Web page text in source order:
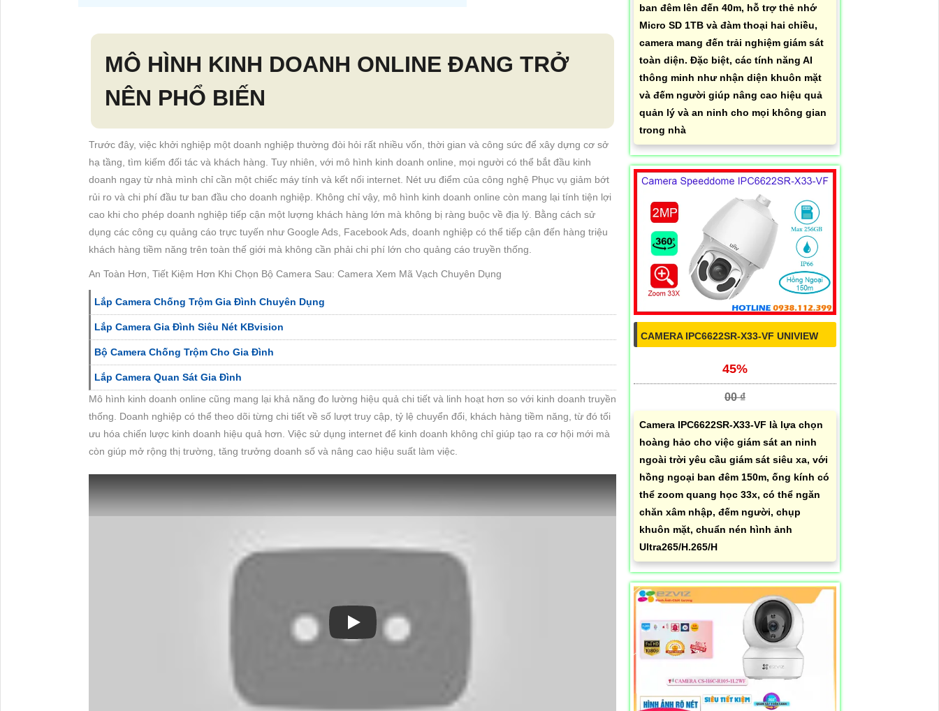
MÔ HÌNH KINH DOANH ONLINE ĐANG TRỞ
NÊN PHỔ BIẾN
Trước đây, việc khởi nghiệp một doanh nghiệp thường đòi hỏi rất nhiều vốn, thời gian và công sức để xây dựng cơ sở
hạ tầng, tìm kiếm đối tác và khách hàng. Tuy nhiên, với mô hình kinh doanh online, mọi người có thể bắt đầu kinh
doanh ngay từ nhà mình chỉ cần một chiếc máy tính và kết nối internet. Nét ưu điểm của công nghệ Phục vụ giảm bớt
rủi ro và chi phí đầu tư ban đầu cho doanh nghiệp. Không chỉ vậy, mô hình kinh doanh online còn mang lại tính tiện lợi
cao khi cho phép doanh nghiệp tiếp cận một lượng khách hàng lớn mà không bị ràng buộc về địa lý. Bằng cách sử
dụng các công cụ quảng cáo trực tuyến như Google Ads, Facebook Ads, doanh nghiệp có thể tiếp cận đến hàng triệu
khách hàng tiềm năng trên toàn thế giới mà không cần phải chi phí lớn cho quảng cáo truyền thống.
An Toàn Hơn, Tiết Kiệm Hơn Khi Chọn Bộ Camera Sau: Camera Xem Mã Vạch Chuyên Dụng
Lắp Camera Chống Trộm Gia Đình Chuyên Dụng
Lắp Camera Gia Đình Siêu Nét KBvision
Bộ Camera Chống Trộm Cho Gia Đình
Lắp Camera Quan Sát Gia Đình
Mô hình kinh doanh online cũng mang lại khả năng đo lường hiệu quả chi tiết và linh hoạt hơn so với kinh doanh truyền
thống. Doanh nghiệp có thể theo dõi từng chi tiết về số lượt truy cập, tỷ lệ chuyển đổi, khách hàng tiềm năng, từ đó tối
ưu hóa chiến lược kinh doanh hiệu quả hơn. Việc sử dụng internet để kinh doanh không chỉ giúp tạo ra cơ hội mới mà
còn giúp mở rộng thị trường, tăng trưởng doanh số và nâng cao hiệu suất làm việc.
Xem video Camera Xem Mã Vạch Chuyên Dụng
ban đêm lên đến 40m, hỗ trợ thẻ nhớ
Micro SD 1TB và đàm thoại hai chiều,
camera mang đến trải nghiệm giám sát
toàn diện. Đặc biệt, các tính năng AI
thông minh như nhận diện khuôn mặt
và đếm người giúp nâng cao hiệu quả
quản lý và an ninh cho mọi không gian
trong nhà
CAMERA IPC6622SR-X33-VF UNIVIEW
45%
00 ₫
Camera IPC6622SR-X33-VF là lựa chọn
hoàng hảo cho việc giám sát an ninh
ngoài trời yêu cầu giám sát siêu xa, với
hồng ngoại ban đêm 150m, ống kính có
thể zoom quang học 33x, có thể ngăn
chăn xâm nhập, đếm người, chụp
khuôn mặt, chuẩn nén hình ảnh
Ultra265/H.265/H